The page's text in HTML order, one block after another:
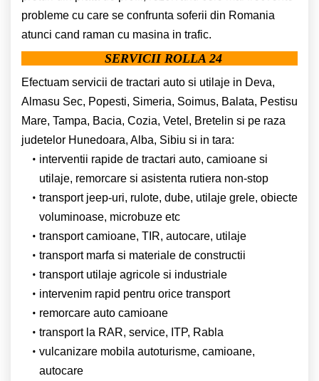
probleme cu care se confrunta soferii din Romania
atunci cand raman cu masina in trafic.
SERVICII ROLLA 24
Efectuam servicii de tractari auto si utilaje in Deva,
Almasu Sec, Popesti, Simeria, Soimus, Balata, Pestisu
Mare, Tampa, Bacia, Cozia, Vetel, Bretelin si pe raza
judetelor Hunedoara, Alba, Sibiu si in tara:
interventii rapide de tractari auto, camioane si
utilaje, remorcare si asistenta rutiera non-stop
transport jeep-uri, rulote, dube, utilaje grele, obiecte
voluminoase, microbuze etc
transport camioane, TIR, autocare, utilaje
transport marfa si materiale de constructii
transport utilaje agricole si industriale
intervenim rapid pentru orice transport
remorcare auto camioane
transport la RAR, service, ITP, Rabla
vulcanizare mobila autoturisme, camioane,
autocare